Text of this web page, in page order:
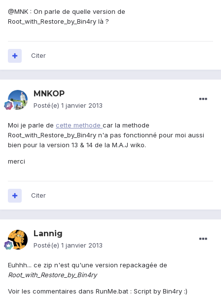
@MNK : On parle de quelle version de
Root_with_Restore_by_Bin4ry là ?
Citer
MNKOP
Posté(e) 1 janvier 2013
Moi je parle de cette methode car la methode
Root_with_Restore_by_Bin4ry n'a pas fonctionné pour moi aussi
bien pour la version 13 & 14 de la M.A.J wiko.
merci
Citer
Lannig
Posté(e) 1 janvier 2013
Euhhh... ce zip n'est qu'une version repackagée de
Root_with_Restore_by_Bin4ry
Voir les commentaires dans RunMe.bat : Script by Bin4ry :)